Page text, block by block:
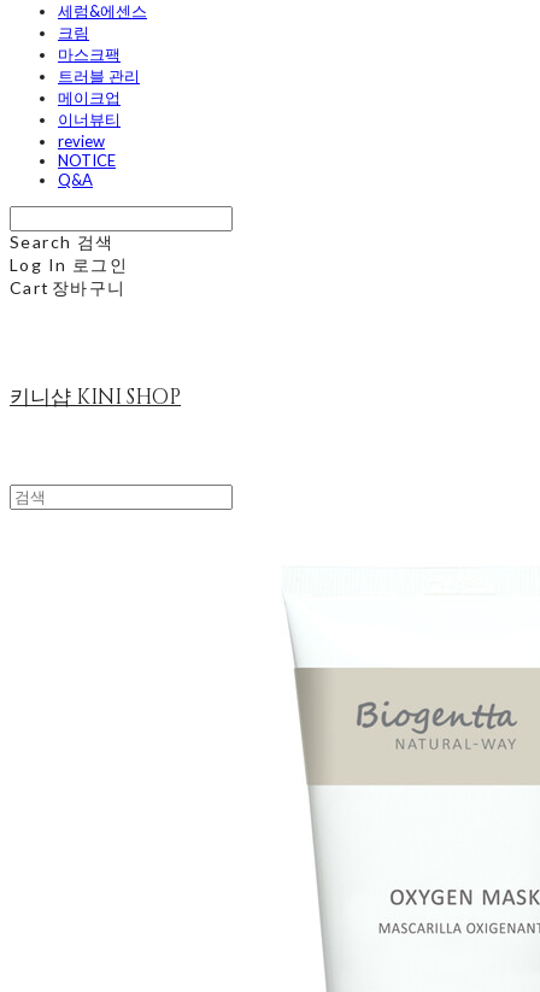
세럼&에센스
크림
마스크팩
트러블 관리
메이크업
이너뷰티
review
NOTICE
Q&A
Search 검색
Log In 로그인
Cart 장바구니
키니샵 KINI SHOP